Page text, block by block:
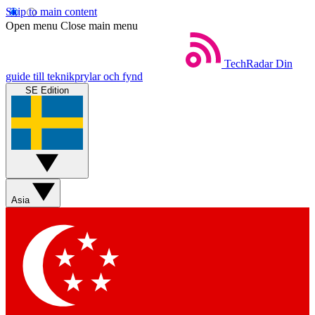
Skip to main content
Open menu Close main menu
TechRadar Din
guide till teknikprylar och fynd
SE Edition
Asia